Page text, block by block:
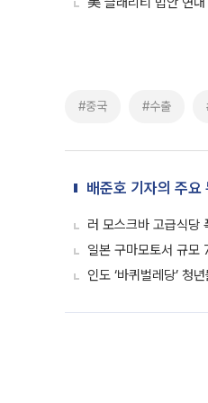
#중국 #수출
배준호 기자의 주요
러 모스크바 고급식당
일본 구마모토서 규모
인도 ‘바퀴벌레당’ 청